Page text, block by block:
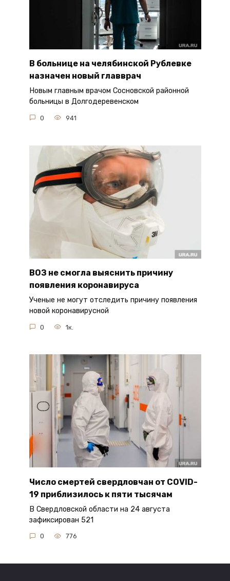
В больнице на челябинской Рублевке
назначен новый главврач
Новым главным врачом Сосновской районной
больницы в Долгодеревенском
0 941
ВОЗ не смогла выяснить причину
появления коронавируса
Ученые не могут отследить причину появления
новой коронавирусной
0 1к.
Число смертей свердловчан от COVID-
19 приблизилось к пяти тысячам
В Свердловской области на 24 августа
зафиксирован 521
0 776